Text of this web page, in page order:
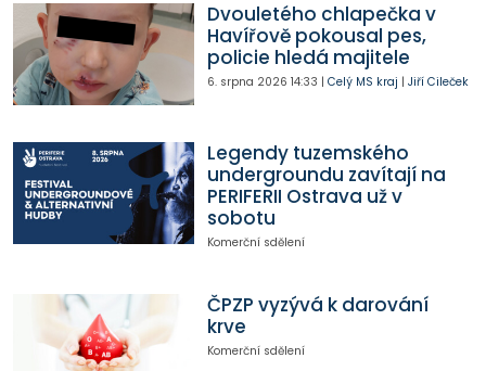
Dvouletého chlapečka v
Havířově pokousal pes,
policie hledá majitele
6. srpna 2026 14:33 | Celý MS kraj | Jiří Cileček
Legendy tuzemského
undergroundu zavítají na
PERIFERII Ostrava už v
sobotu
Komerční sdělení
ČPZP vyzývá k darování
krve
Komerční sdělení